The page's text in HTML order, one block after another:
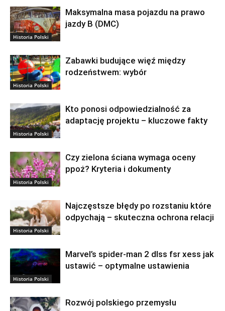
Historia Polski
Maksymalna masa pojazdu na prawo
jazdy B (DMC)
Historia Polski
Zabawki budujące więź między
rodzeństwem: wybór
Historia Polski
Kto ponosi odpowiedzialność za
adaptację projektu – kluczowe fakty
Historia Polski
Czy zielona ściana wymaga oceny
ppoż? Kryteria i dokumenty
Historia Polski
Najczęstsze błędy po rozstaniu które
odpychają – skuteczna ochrona relacji
Historia Polski
Marvel’s spider-man 2 dlss fsr xess jak
ustawić – optymalne ustawienia
Rozwój polskiego przemysłu